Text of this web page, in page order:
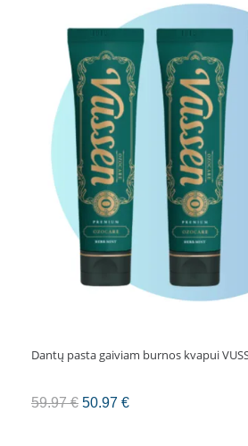
Dantų pasta gaiviam burnos kvapui
59.97€ Original
50.97 €Current